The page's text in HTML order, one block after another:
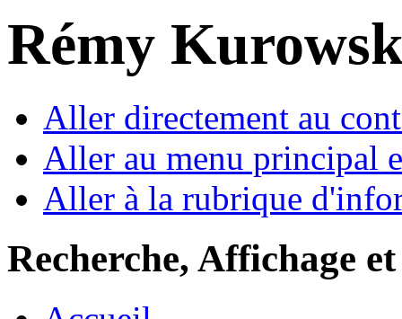
Rémy
Aller directement au
Aller au menu principal
Aller à la rubrique
Recherche, Affichage